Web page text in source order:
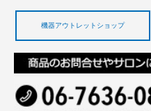
機器アウトレットショップ